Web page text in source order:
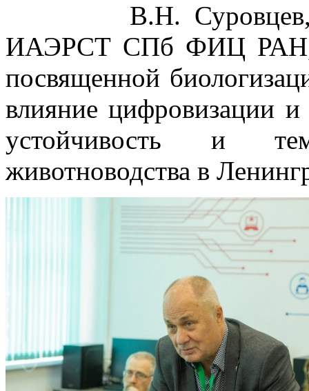
В.Н. Суровцев,
ИАЭРСТ СПб ФИЦ РАН,
посвященной
влияние цифровизации и
устойчивость и
животноводства в